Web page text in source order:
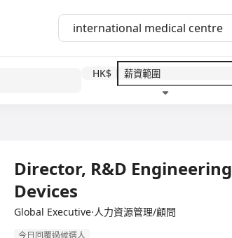
HK$
Director, R&D Engineering
Devices
Global Executive·人力資源管理/顧問